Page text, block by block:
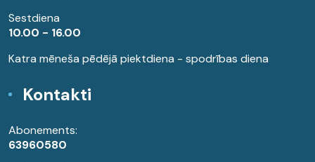
Sestdiena
10.00 - 16.00
Katra mēneša pēdējā piektdiena - spodrības diena
Kontakti
Abonements:
63960580